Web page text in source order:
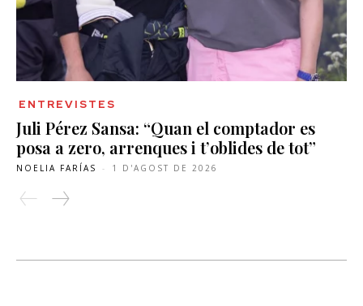
ENTREVISTES
Juli Pérez Sansa: “Quan el comptador es
posa a zero, arrenques i t’oblides de tot”
NOELIA FARÍAS - 1 D'AGOST DE 2026